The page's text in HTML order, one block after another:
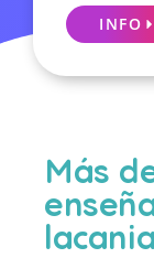
INFO
Más